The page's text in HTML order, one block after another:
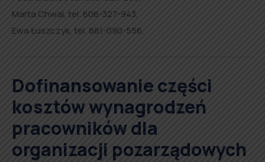
Marta Chwal, tel. 606-327-943,
Ewa Łuszczyk, tel. 881-090-556.
Dofinansowanie części
kosztów wynagrodzeń
pracowników dla
organizacji pozarządowych